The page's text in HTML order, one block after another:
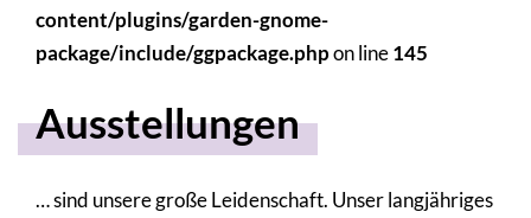
content/plugins/garden-gnome-
package/include/ggpackage.phpon line145
Ausstellungen
… sind unsere große Leidenschaft. Unser langjähriges